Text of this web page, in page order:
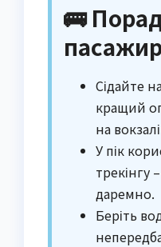
🚌
Сідайте
кращий
на
У пік
трекінгу
даремно.
Беріть